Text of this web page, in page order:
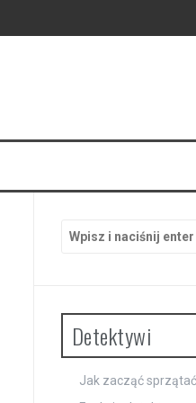
Detektywi
Jak zacząć